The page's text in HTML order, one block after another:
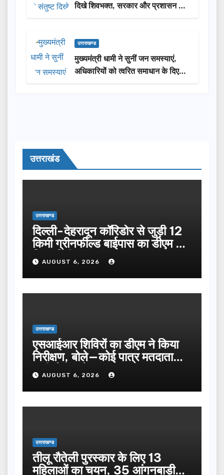
दिखे शिवभक्त, सरकार और प्रशासन की
सराहना…
उत्तराखण्ड
मुख्यमंत्री धामी ने सुनीं जन समस्याएं,
अधिकारियों को त्वरित समाधान के दिए
निर्देश
उत्तराखंड
उत्तराखण्ड
दिल्ली-देहरादून कॉरिडोर से जुड़ी 12
किमी ग्रीनफील्ड बाईपास का डीएम ने
किया निरीक्षण…
AUGUST 6, 2026
उत्तराखण्ड
एसआईआर शिविरों का डीएम ने किया
निरीक्षण, बोले—कोई पात्र मतदाता
सूची से न छूटे…
AUGUST 6, 2026
उत्तराखण्ड
तीलू रौतेली पुरस्कार के लिए 13
महिलाओं का चयन, 35 आंगनबाड़ी